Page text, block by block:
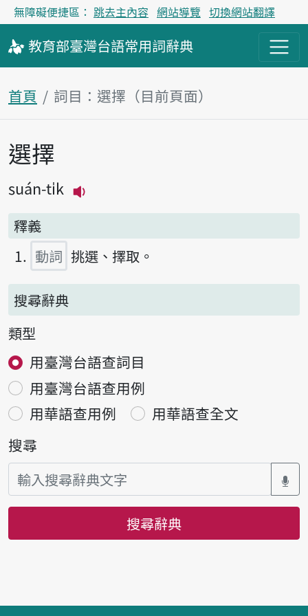
無障礙便捷區： 跳去主內容 網站導覽 切換網站翻譯
教育部臺灣台語常用詞辭典
首頁 詞目：選擇（目前頁面）
主內容區塊
選擇
suán-ti̍k
釋義
動詞 挑選、擇取。
搜尋辭典
類型
用臺灣台語查詞目
用臺灣台語查用例
用華語查用例
用華語查全文
搜尋
搜尋辭典